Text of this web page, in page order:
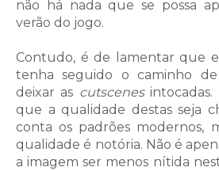
não há nada que se possa
verão do jogo.
Contudo, é de lamentar que
tenha seguido o caminho
deixar as cutscenesintocadas.
que a qualidade destas seja
conta os padrões modernos,
qualidade é notória. Não é
a imagem ser menos nítida